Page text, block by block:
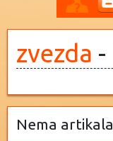
zvezda -
Nema